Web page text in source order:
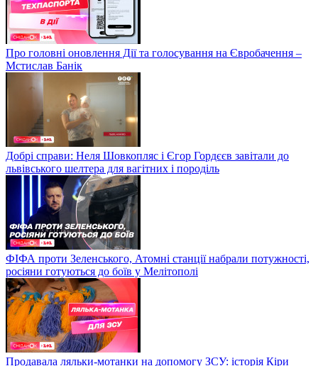
Про головні оновлення Дії та голосування на Євробачення –
Мстислав Банік
Добрі справи: Неля Шовкопляс і Єгор Гордєєв завітали до
львівського шелтера для вагітних і породіль
ФІФА проти Зеленського, Атомні станції набрали потужності,
росіяни готуються до боїв у Мелітополі
Продавала ляльки-мотанки на допомогу ЗСУ: історія Кіри